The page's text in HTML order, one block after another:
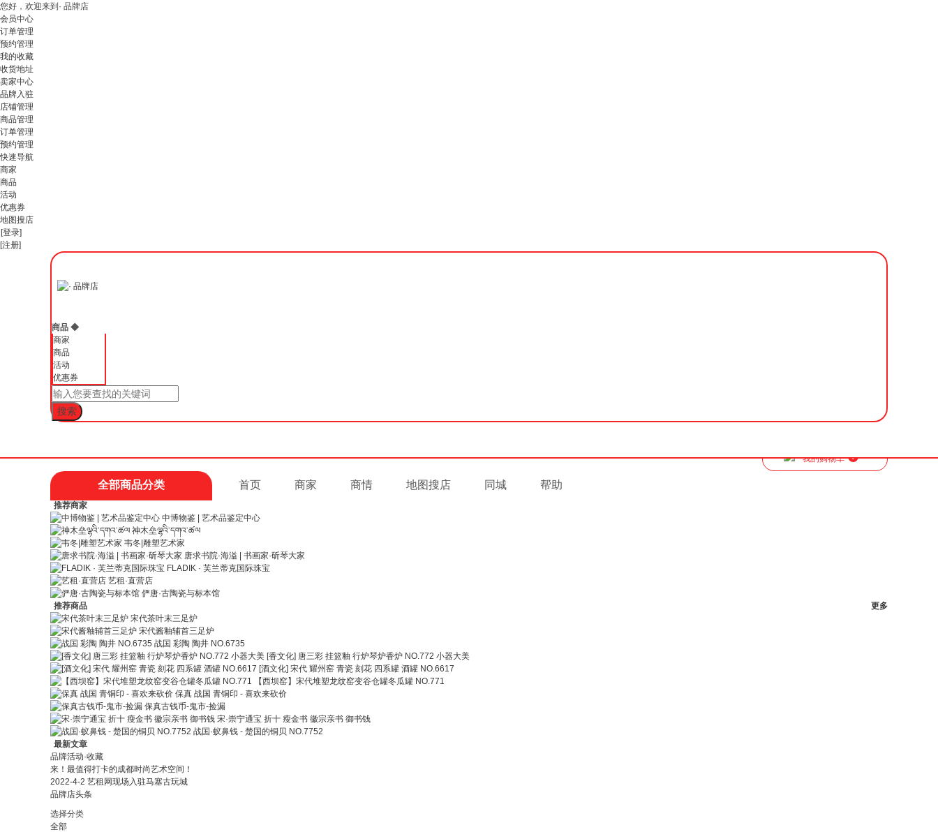
您好，欢迎来到· 品牌店
会员中心
订单管理
预约管理
我的收藏
收货地址
卖家中心
品牌入驻
店铺管理
商品管理
订单管理
预约管理
快速导航
商家
商品
活动
优惠券
地图搜店
[登录]
[注册]
商品 ◆
商家
商品
活动
优惠券
我的购物车 0
全部商品分类 首页 商家 商情 地图搜店 同城 帮助
推荐商家
中博物鉴 | 艺术品鉴定中心
神木垒ལྷའི་དགའ་ཚལ
韦冬|雕塑艺术家
唐求书院·海溢 | 书画家·斫琴大家
FLADIK · 芙兰蒂克国际珠宝
艺租·直营店
俨唐·古陶瓷与标本馆
推荐商品
更多
宋代茶叶末三足炉
宋代酱釉辅首三足炉
战国 彩陶 陶井 NO.6735
[香文化] 唐三彩 挂篮釉 行炉琴炉香炉 NO.772 小器大美
[酒文化] 宋代 耀州窑 青瓷 刻花 四系罐 酒罐 NO.6617
【西坝窑】宋代堆塑龙纹窑变谷仓罐冬瓜罐 NO.771
保真 战国 青铜印 - 喜欢来砍价
保真古钱币-鬼市-捡漏
宋·崇宁通宝 折十 瘦金书 徽宗亲书 御书钱
战国·蚁鼻钱 - 楚国的铜贝 NO.7752
最新文章
品牌活动·收藏
来！最值得打卡的成都时尚艺术空间！
2022-4-2 艺租网现场入驻马塞古玩城
品牌店头条
选择分类
全部